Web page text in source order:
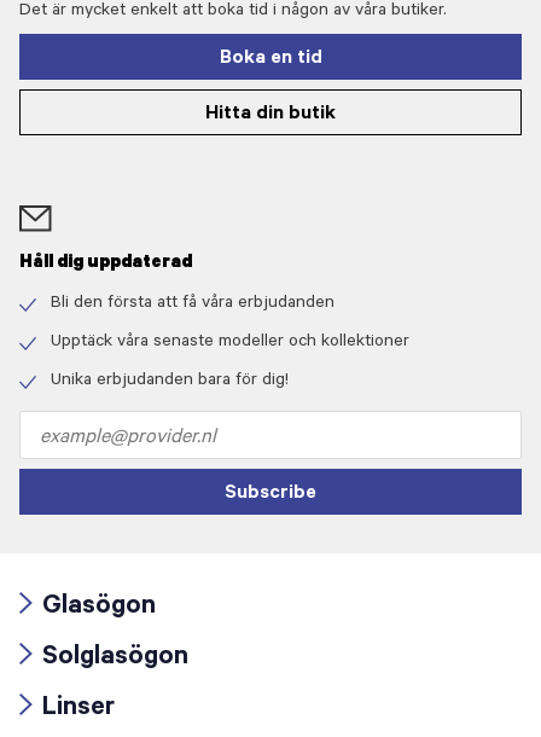
Det är mycket enkelt att boka tid i någon av våra butiker.
Boka en tid
Hitta din butik
Håll dig uppdaterad
icon
Bli den första att få våra erbjudanden
icon
Upptäck våra senaste modeller och kollektioner
Unika erbjudanden bara för dig!
address
Subscribe
icon
Glasögon
icon
Solglasögon
Linser